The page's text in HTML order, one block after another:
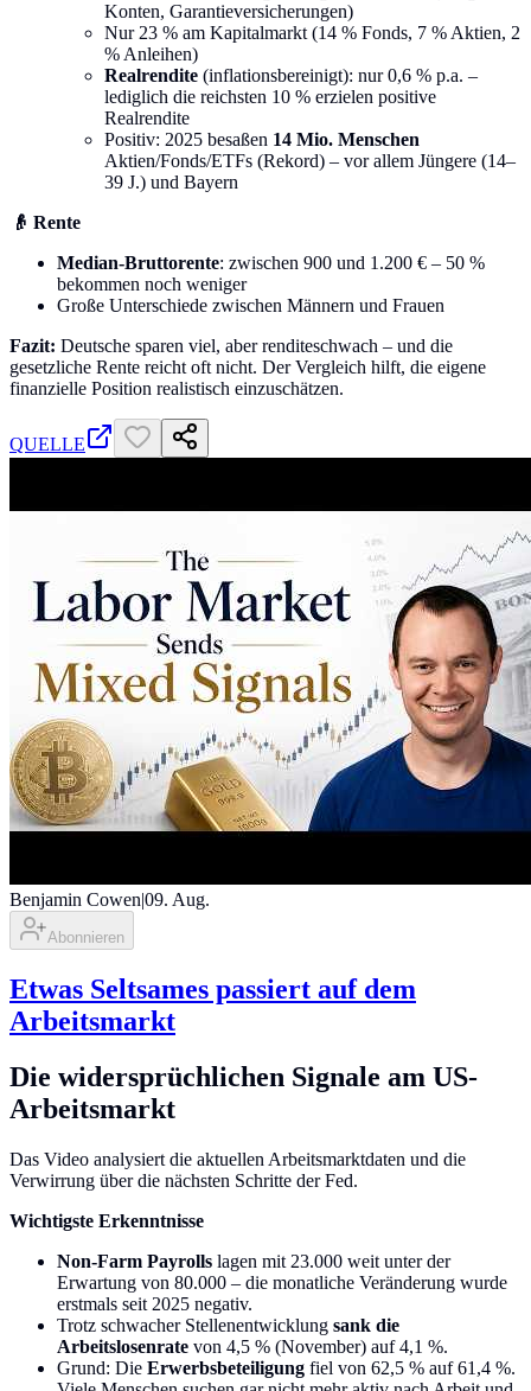
Konten, Garantieversicherungen)
Nur 23 % am Kapitalmarkt (14 % Fonds, 7 % Aktien, 2
% Anleihen)
Realrendite (inflationsbereinigt): nur 0,6 % p.a. –
lediglich die reichsten 10 % erzielen positive
Realrendite
Positiv: 2025 besaßen 14 Mio. Menschen
Aktien/Fonds/ETFs (Rekord) – vor allem Jüngere (14–
39 J.) und Bayern
👴 Rente
Median-Bruttorente: zwischen 900 und 1.200 € – 50 %
bekommen noch weniger
Große Unterschiede zwischen Männern und Frauen
Fazit: Deutsche sparen viel, aber renditeschwach – und die
gesetzliche Rente reicht oft nicht. Der Vergleich hilft, die eigene
finanzielle Position realistisch einzuschätzen.
QUELLE
Benjamin Cowen09. Aug.
Abonnieren
Etwas Seltsames passiert auf dem
Arbeitsmarkt
Die widersprüchlichen Signale am US-
Arbeitsmarkt
Das Video analysiert die aktuellen Arbeitsmarktdaten und die
Verwirrung über die nächsten Schritte der Fed.
Wichtigste Erkenntnisse
Non-Farm Payrolls lagen mit 23.000 weit unter der
Erwartung von 80.000 – die monatliche Veränderung wurde
erstmals seit 2025 negativ.
Trotz schwacher Stellenentwicklung sank die
Arbeitslosenrate von 4,5 % (November) auf 4,1 %.
Grund: Die Erwerbsbeteiligung fiel von 62,5 % auf 61,4 %.